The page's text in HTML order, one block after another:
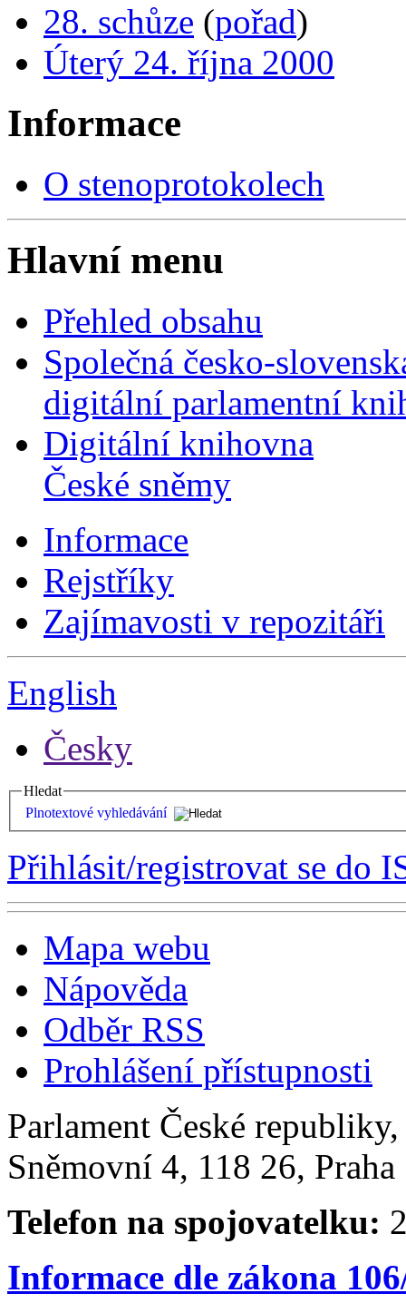
28. schůze (pořad)
Úterý 24. října 2000
Informace
O stenoprotokolech
Hlavní menu
Přehled obsahu
Společná česko-
digitální parlamentní
Digitální knihovna
České sněmy
Informace
Rejstříky
Zajímavosti v repozitáři
English
Česky
Hledat
Plnotextové vyhledávání
Přihlásit/registrovat se do
Mapa webu
Nápověda
Odběr RSS
Prohlášení přístupnosti
Parlament České
Sněmovní 4, 118 26,
Telefon na spojovatelku:
Informace dle zákona